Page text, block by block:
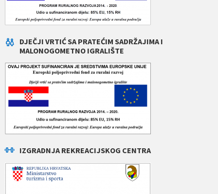
DJEČJI VRTIĆ SA PRATEĆIM SADRŽAJIMA I
MALONOGOMETNO IGRALIŠTE
IZGRADNJA REKREACIJSKOG CENTRA